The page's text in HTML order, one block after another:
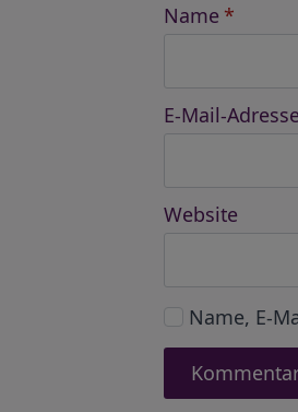
Name *
E-Mail-Adresse
Website
Name, E-